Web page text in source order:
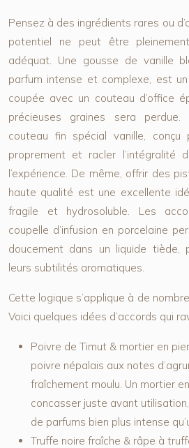
Pensez à des ingrédients rares ou
potentiel ne peut être pleinement
adéquat. Une gousse de vanille
parfum intense et complexe, est
coupée avec un couteau d’office
précieuses graines sera
couteau fin spécial vanille, conçu
proprement et racler l’intégralité
l’expérience. De même, offrir des
haute qualité est une excellente
fragile et hydrosoluble. Les
coupelle d’infusion en porcelaine
doucement dans un liquide tiède,
leurs subtilités aromatiques.
Cette logique s’applique à de
Voici quelques idées d’accords qui
Poivre de Timut & mortier en
poivre népalais aux notes
fraîchement moulu. Un mortier
concasser juste avant
de parfums bien plus intense
Truffe noire fraîche & râpe à